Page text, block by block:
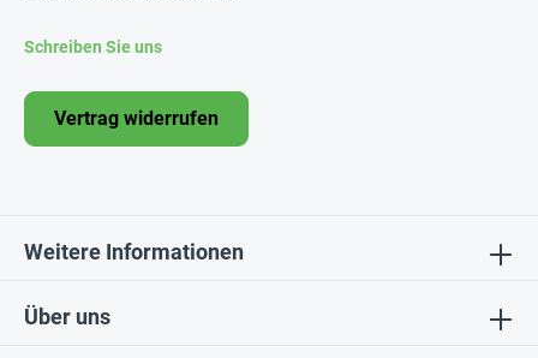
Über uns
Schreiben Sie uns
Vertrag widerrufen
Weitere Informationen